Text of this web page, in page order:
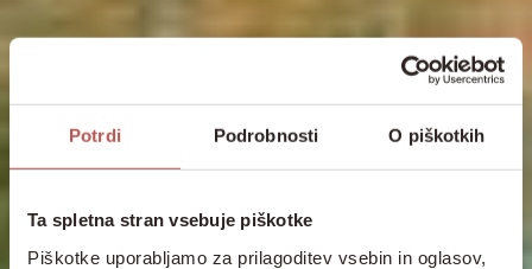
Potrdi Podrobnosti O piškotkih
Ta spletna stran vsebuje piškotke
Piškotke uporabljamo za prilagoditev vsebin in oglasov,